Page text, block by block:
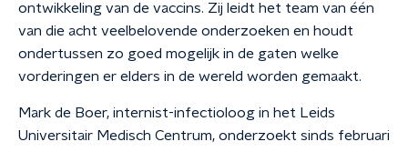
ontwikkeling van de vaccins. Zij leidt het team van één
van die acht veelbelovende onderzoeken en houdt
ondertussen zo goed mogelijk in de gaten welke
vorderingen er elders in de wereld worden gemaakt.
Mark de Boer, internist-infectioloog in het Leids
Universitair Medisch Centrum, onderzoekt sinds februari